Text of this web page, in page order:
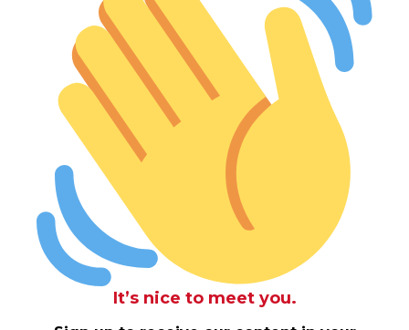
It’s nice to meet you.